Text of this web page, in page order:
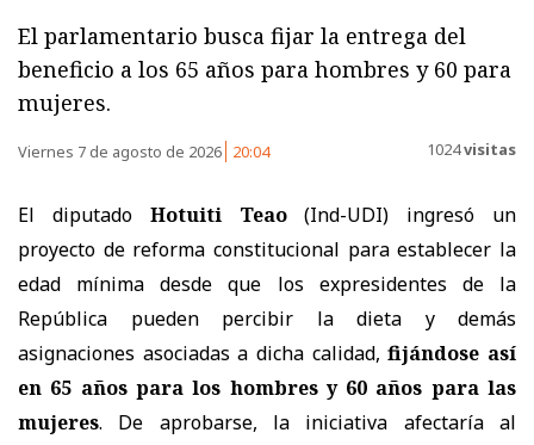
El parlamentario busca fijar la entrega del
beneficio a los 65 años para hombres y 60 para
mujeres.
Viernes 7 de agosto de 2026 20:04 1024visitas
El diputadoHotuiti Teao(Ind-UDI) ingresó un
proyecto de reforma constitucional para establecer la
edad mínima desde que los expresidentes de la
República pueden percibir la dieta y demás
asignaciones asociadas a dicha calidad,fijándose así
en 65 años para los hombres y 60 años para las
mujeres. De aprobarse, la iniciativa afectaría al